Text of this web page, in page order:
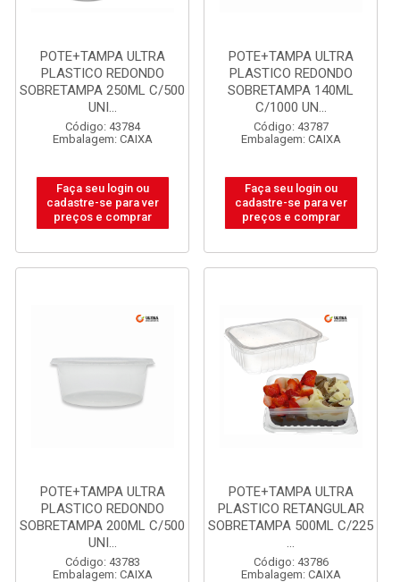
POTE+TAMPA ULTRA
PLASTICO REDONDO
SOBRETAMPA 250ML C/500
UNI...
Código: 43784
Embalagem: CAIXA
Faça seu login ou
cadastre-se para ver
preços e comprar
POTE+TAMPA ULTRA
PLASTICO REDONDO
SOBRETAMPA 140ML
C/1000 UN...
Código: 43787
Embalagem: CAIXA
Faça seu login ou
cadastre-se para ver
preços e comprar
POTE+TAMPA ULTRA
PLASTICO REDONDO
SOBRETAMPA 200ML C/500
UNI...
Código: 43783
Embalagem: CAIXA
POTE+TAMPA ULTRA
PLASTICO RETANGULAR
SOBRETAMPA 500ML C/225
...
Código: 43786
Embalagem: CAIXA